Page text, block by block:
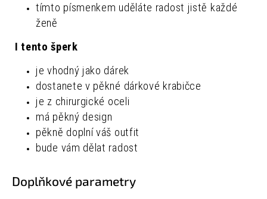
tímto písmenkem uděláte radost jistě každé
ženě
I tento šperk
je vhodný jako dárek
dostanete v pěkné dárkové krabičce
je z chirurgické oceli
má pěkný design
pěkně doplní váš outfit
bude vám dělat radost
Doplňkové parametry